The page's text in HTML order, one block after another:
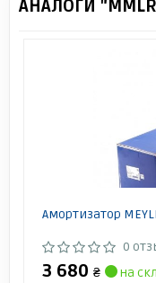
АНАЛОГИ
Амортизатор
0
3 680 ₴
на